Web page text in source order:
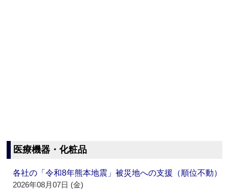
医療機器・化粧品
各社の「令和8年熊本地震」被災地への支援（順位不動）
2026年08月07日 (金)